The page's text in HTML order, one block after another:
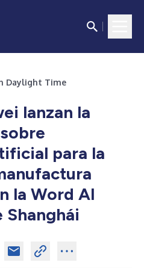
Daylight Time
lanzan la
para la
la Word AI